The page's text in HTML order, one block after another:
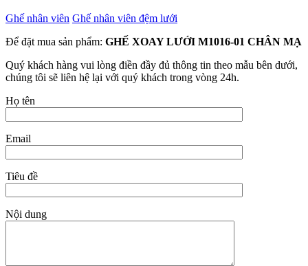
Ghế nhân viên Ghế nhân viên đệm lưới
Để đặt mua sản phẩm: GHẾ XOAY LƯỚI M1016-01 CHÂN MẠ
Quý khách hàng vui lòng điền đầy đủ thông tin theo mẫu bên dưới,
chúng tôi sẽ liên hệ lại với quý khách trong vòng 24h.
Họ tên
Email
Tiêu đề
Nội dung